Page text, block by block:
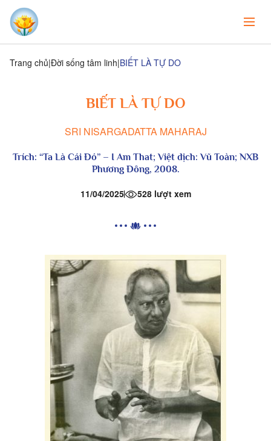
Trang chủ Đời sống tâm linh BIẾT LÀ TỰ DO
BIẾT LÀ TỰ DO
SRI NISARGADATTA MAHARAJ
Trích: “Ta Là Cái Đó” – I Am That; Việt dịch: Vũ Toàn; NXB
Phương Đông, 2008.
11/04/2025 528 lượt xem